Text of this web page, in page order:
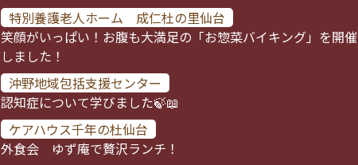
特別養護老人ホーム 成仁杜の里仙台
笑顔がいっぱい！お腹も大満足の「お惣菜バイキング」を開催
しました！
沖野地域包括支援センター
認知症について学びました🍃📖
ケアハウス千年の杜仙台
外食会 ゆず庵で贅沢ランチ！